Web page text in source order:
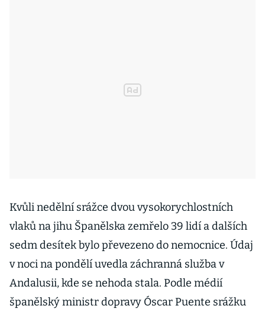
Kvůli nedělní srážce dvou vysokorychlostních
vlaků na jihu Španělska zemřelo 39 lidí a dalších
sedm desítek bylo převezeno do nemocnice. Údaj
v noci na pondělí uvedla záchranná služba v
Andalusii, kde se nehoda stala. Podle médií
španělský ministr dopravy Óscar Puente srážku